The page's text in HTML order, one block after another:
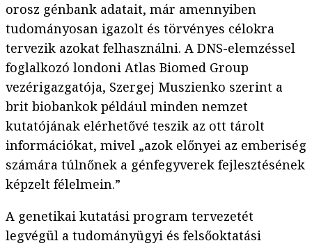
orosz génbank adatait, már amennyiben
tudományosan igazolt és törvényes célokra
tervezik azokat felhasználni. A DNS-elemzéssel
foglalkozó londoni Atlas Biomed Group
vezérigazgatója, Szergej Muszienko szerint a
brit biobankok például minden nemzet
kutatójának elérhetővé teszik az ott tárolt
információkat, mivel „azok előnyei az emberiség
számára túlnőnek a génfegyverek fejlesztésének
képzelt félelmein.”
A genetikai kutatási program tervezetét
legvégül a tudományügyi és felsőoktatási